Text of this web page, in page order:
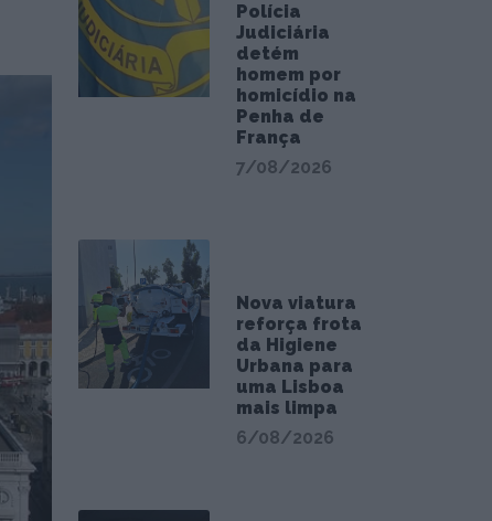
Polícia
Judiciária
detém
homem por
homicídio na
Penha de
França
7/08/2026
Nova viatura
reforça frota
da Higiene
Urbana para
uma Lisboa
mais limpa
6/08/2026